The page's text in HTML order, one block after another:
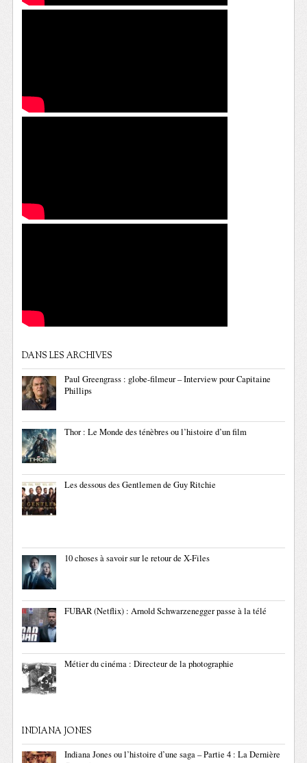
DANS LES ARCHIVES
Paul Greengrass : globe-filmeur – Interview pour Capitaine
Phillips
Thor : Le Monde des ténèbres ou l’histoire d’un film
Les dessous des Gentlemen de Guy Ritchie
10 choses à savoir sur le retour de X-Files
FUBAR (Netflix) : Arnold Schwarzenegger passe à la télé
Métier du cinéma : Directeur de la photographie
INDIANA JONES
Indiana Jones ou l’histoire d’une saga – Partie 4 : La Dernière